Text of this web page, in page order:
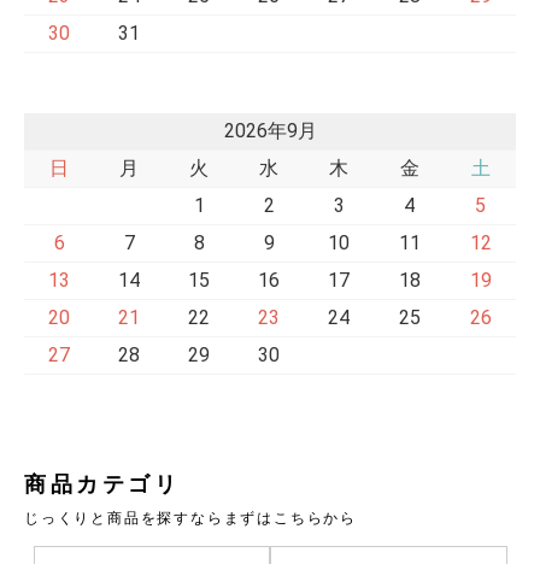
30
31
2026年9月
日
月 火 水 木 金
土
1
2 3 4
5
6
7 8 9 10 11
12
13
14 15 16 17 18
19
20
21 22 23 24 25
26
27
28 29 30
商品カテゴリ
じっくりと商品を探すならまずはこちらから